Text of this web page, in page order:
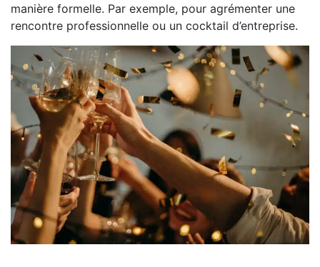
manière formelle. Par exemple, pour agrémenter une
rencontre professionnelle ou un cocktail d’entreprise.